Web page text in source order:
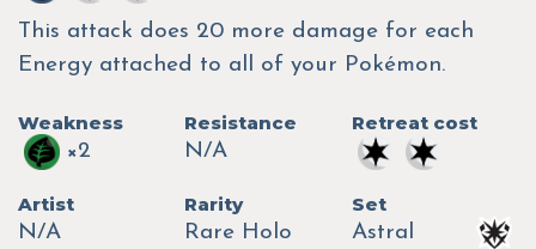
This attack does 20 more damage for each
Energy attached to all of your Pokémon.
Weakness
×2
Resistance
N/A
Retreat cost
Artist
N/A
Rarity
Rare Holo
Set
Astral